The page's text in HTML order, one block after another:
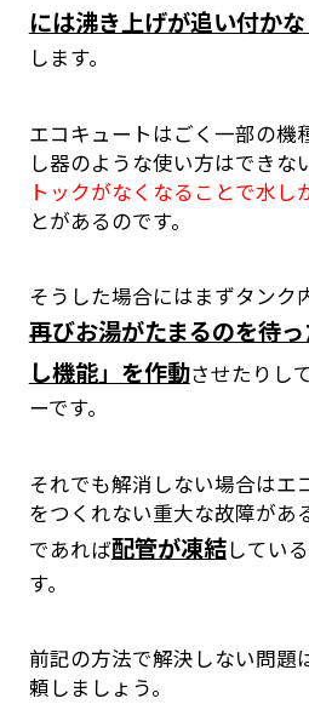
には沸き上げが追い付か
します。
エコキュートはごく一部の機
し器のような使い方はできな
トックがなくなることで水し
とがあるのです。
そうした場合にはまずタンク
再びお湯がたまるのを待
し機能」を作動させたりし
ーです。
それでも解消しない場合はエ
をつくれない重大な故障があ
であれば配管が凍結してい
す。
前記の方法で解決しない問題
頼しましょう。